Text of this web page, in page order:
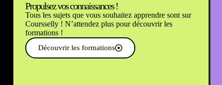
Propulsez vos connaissances !
Tous les sujets que vous souhaitez apprendre sont sur
Coursselly ! N’attendez plus pour découvrir les
formations !
Découvrir les formations